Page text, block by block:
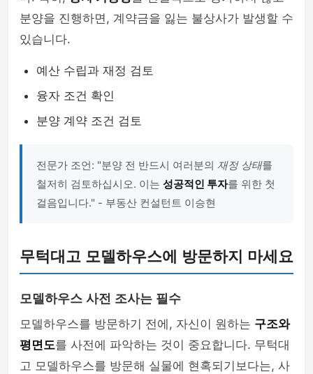
분양을 진행하면, 계약금을 잃는 불상사가 발생할 수
있습니다.
예산 수립과 재정 검토
융자 조건 확인
분양 계약 조건 검토
전문가 조언: "분양 전 반드시 여러분의 재정 상태를
철저히 검토하십시오. 이는 성공적인 투자를 위한 첫
걸음입니다." - 부동산 컨설턴트 이승현
무턱대고 모델하우스에 방문하지 마세요
모델하우스 사전 조사는 필수
모델하우스를 방문하기 전에, 자신이 원하는 구조와
평면도를 사전에 파악하는 것이 중요합니다. 무턱대
고 모델하우스를 방문해 실물에 현혹되기보다는, 사